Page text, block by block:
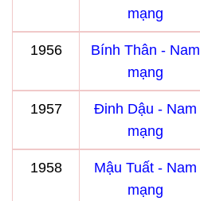
mạng
1956
Bính Thân - Nam
mạng
1957
Đinh Dậu - Nam
mạng
1958
Mậu Tuất - Nam
mạng